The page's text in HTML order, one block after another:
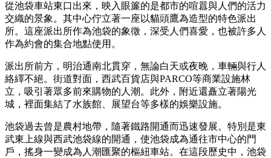
從池袋車站東口出來，映入眼簾的是都市的喧囂與人們的活力
交織的景象。其中心佇立著一座以貓頭鷹為造型的特色派出
所。這座派出所作為池袋的象徵，深受人們喜愛，也被許多人
作為約會的集合地點使用。
派出所前方，明治通南北貫穿，無論白天或夜晚，車輛與行人
絡繹不絕。街道對面，西武百貨店與PARCO等商業設施林
立，吸引著眾多前來購物的人潮。此外，附近還矗立著陽光
城，裡面集結了水族館、展望台等多樣的娛樂設施。
池袋過去曾是農村地帶，隨著鐵路開通而迅速發展。特別是東
武東上線與西武池袋線的開通，使池袋成為通往市中心的門
戶，搖身一變成為人潮匯聚的樞紐車站。在這段歷史中，池袋